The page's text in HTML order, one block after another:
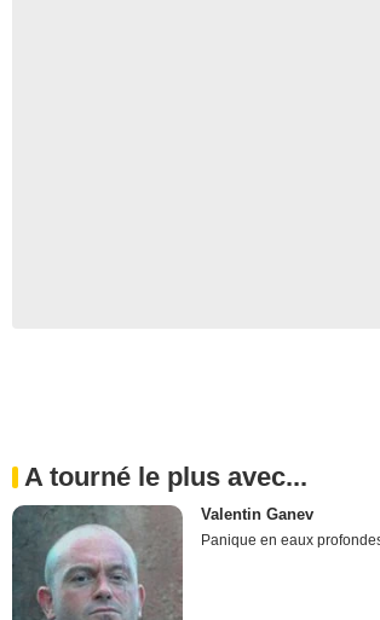
A tourné le plus avec...
Valentin Ganev
Panique en eaux